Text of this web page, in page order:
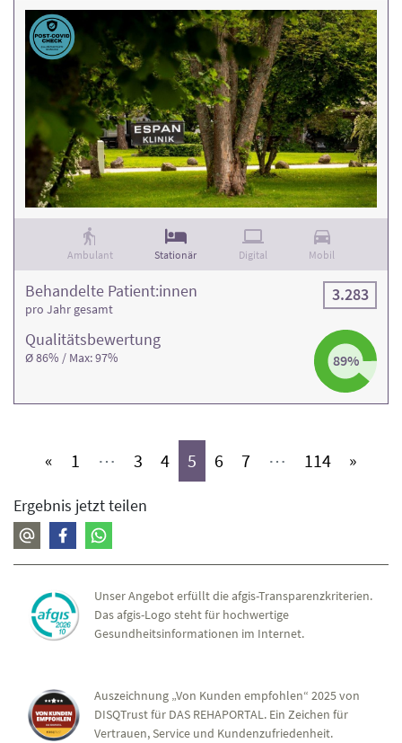
Ambulant Stationär Digital Mobil
Qualitäts­bewertung
Ø 86% / Max: 97% 89%
Behandelte Patient:innen
pro Jahr gesamt
3.283
« 1 (aktiv)
⋯ 3 (aktiv)
4(aktiv)
5 (aktiv)
6 (aktiv)
7(aktiv)
⋯ 114(aktiv)
»
Ergebnis jetzt teilen
Unser Angebot erfüllt die afgis-Transparenzkriterien.
Das afgis-Logo steht für hochwertige
Gesundheitsinformationen im Internet.
Auszeichnung „Von Kunden empfohlen“ 2025 von
DISQTrust für DAS REHAPORTAL. Ein Zeichen für
Vertrauen, Service und Kundenzufriedenheit.